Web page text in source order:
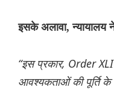
इसके अलावा, न्यायालय ने
“इस प्रकार, Order XLI
आवश्यकताओं की पूर्ति के